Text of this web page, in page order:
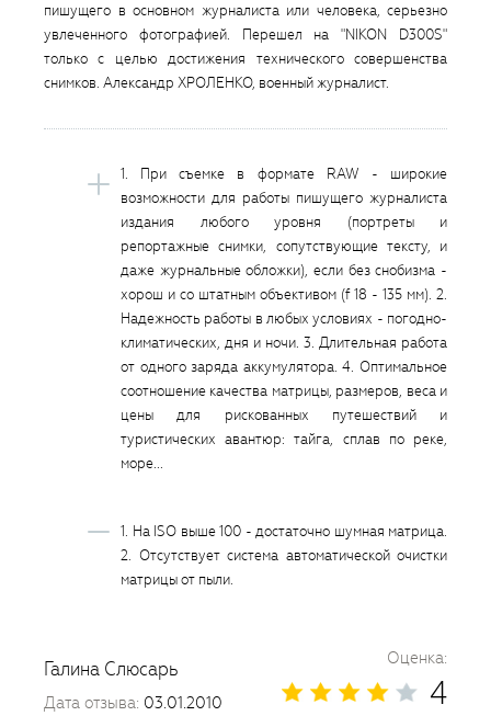
пишущего в основном журналиста или человека, серьезно
увлеченного фотографией. Перешел на "NIKON D300S"
только с целью достижения технического совершенства
снимков. Александр ХРОЛЕНКО, военный журналист.
1. При съемке в формате RAW - широкие
возможности для работы пишущего журналиста
издания любого уровня (портреты и
репортажные снимки, сопутствующие тексту, и
даже журнальные обложки), если без снобизма -
хорош и со штатным объективом (f 18 - 135 мм). 2.
Надежность работы в любых условиях - погодно-
климатических, дня и ночи. 3. Длительная работа
от одного заряда аккумулятора. 4. Оптимальное
соотношение качества матрицы, размеров, веса и
цены для рискованных путешествий и
туристических авантюр: тайга, сплав по реке,
море...
1. На ISO выше 100 - достаточно шумная матрица.
2. Отсутствует система автоматической очистки
матрицы от пыли.
Галина Слюсарь
Дата отзыва: 03.01.2010
Оценка:
4